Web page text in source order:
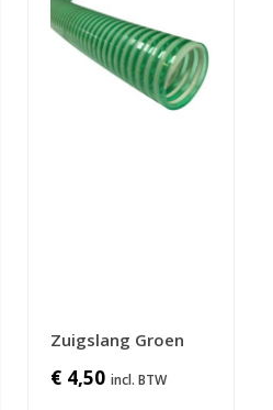
Zuigslang Groen
€ 4,50